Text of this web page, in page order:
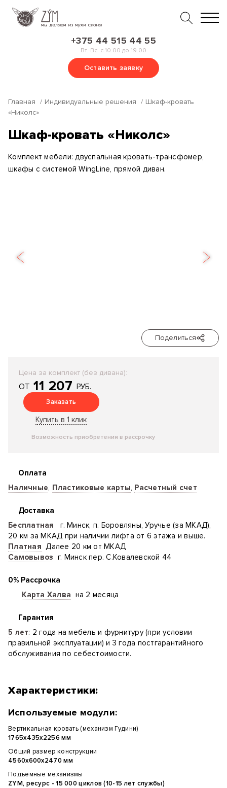
+375 44 515 44 55
Вт.-Вс. с 10.00 до 19.00
Оставить заявку
Главная Индивидуальные решения
Шкаф-кровать
«Николс»
Поделиться
Шкаф-кровать «Николс»
Комплект мебели: двуспальная кровать-трансфомер,
шкафы с системой WingLine, прямой диван.
Цена за комплект (без дивана):
ОТ 11 207 РУБ.
Заказать
Купить в 1 клик
Возможность приобретения в рассрочку
Характеристики:
Используемые модули:
Вертикальная кровать (механизм Гудини)
1765х435х2256 мм
Общий размер конструкции
4560х600х2470 мм
Подъемные механизмы
ZYM, ресурс - 15 000 циклов (10-15 лет службы)
Оплата
Наличные, Пластиковые карты, Расчетный счет
Доставка
Бесплатная
г. Минск, п. Боровляны, Уручье (за МКАД),
20 км за МКАД при наличии лифта от 6 этажа и выше.
Платная Далее 20 км от МКАД
Самовывоз г. Минск пер. С.Ковалевской 44
0% Рассрочка
Карта Халва на 2 месяца
Гарантия
5 лет: 2 года на мебель и фурнитуру (при условии
правильной эксплуатации) и 3 года постгарантийного
обслуживания по себестоимости.